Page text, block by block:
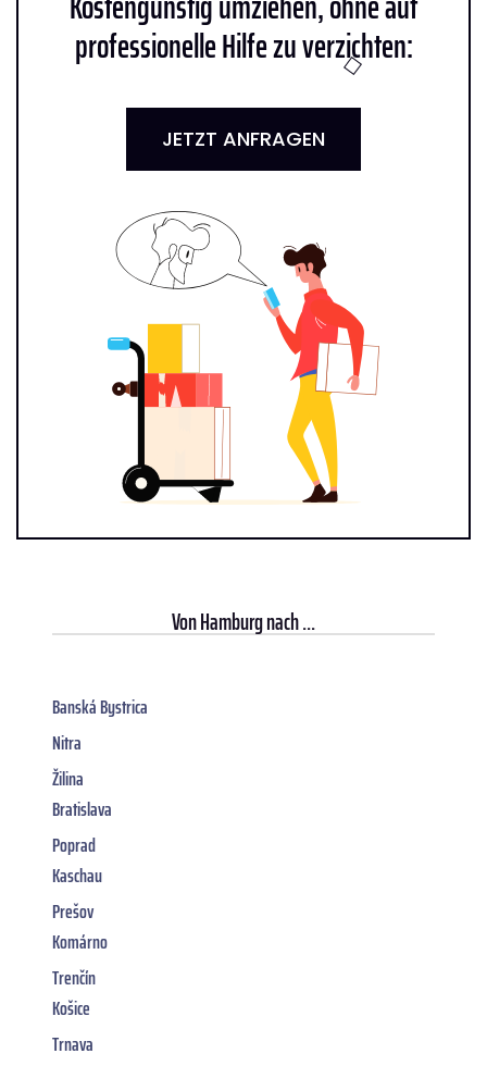
professionelle Hilfe zu verzichten:
JETZT ANFRAGEN
VonHamburgnach ...
Banská Bystrica
Nitra
Žilina
Bratislava
Poprad
Kaschau
Prešov
Komárno
Trenčín
Košice
Trnava